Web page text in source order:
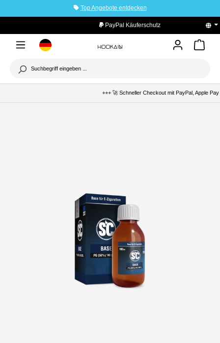
Top Angebote entdecken
PayPal Käuferschutz
+++ 🚀 Schneller Checkout mit PayPal, Apple Pay